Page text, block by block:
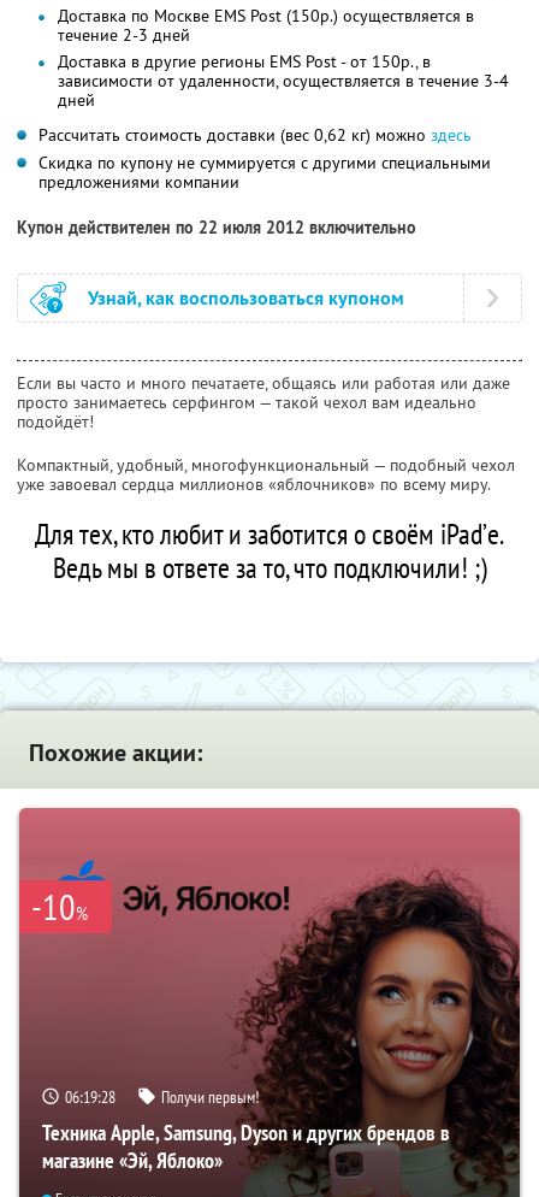
Доставка по Москве EMS Post (150р.) осуществляется в
течение 2-3 дней
Доставка в другие регионы EMS Post - от 150р., в
зависимости от удаленности, осуществляется в течение 3-4
дней
Рассчитать стоимость доставки (вес 0,62 кг) можно здесь
Скидка по купону не суммируется с другими специальными
предложениями компании
Купон действителен по 22 июля 2012 включительно
Узнай, как воспользоваться купоном
Если вы часто и много печатаете, общаясь или работая или даже
просто занимаетесь серфингом — такой чехол вам идеально
подойдёт!
Компактный, удобный, многофункциональный — подобный чехол
уже завоевал сердца миллионов «яблочников» по всему миру.
Для тех, кто любит и заботится о своём iPad’е.
Ведь мы в ответе за то, что подключили! ;)
Похожие акции:
-10%
06:19:27 Получи первым!
Техника Apple, Samsung, Dyson и других брендов в
магазине «Эй, Яблоко»